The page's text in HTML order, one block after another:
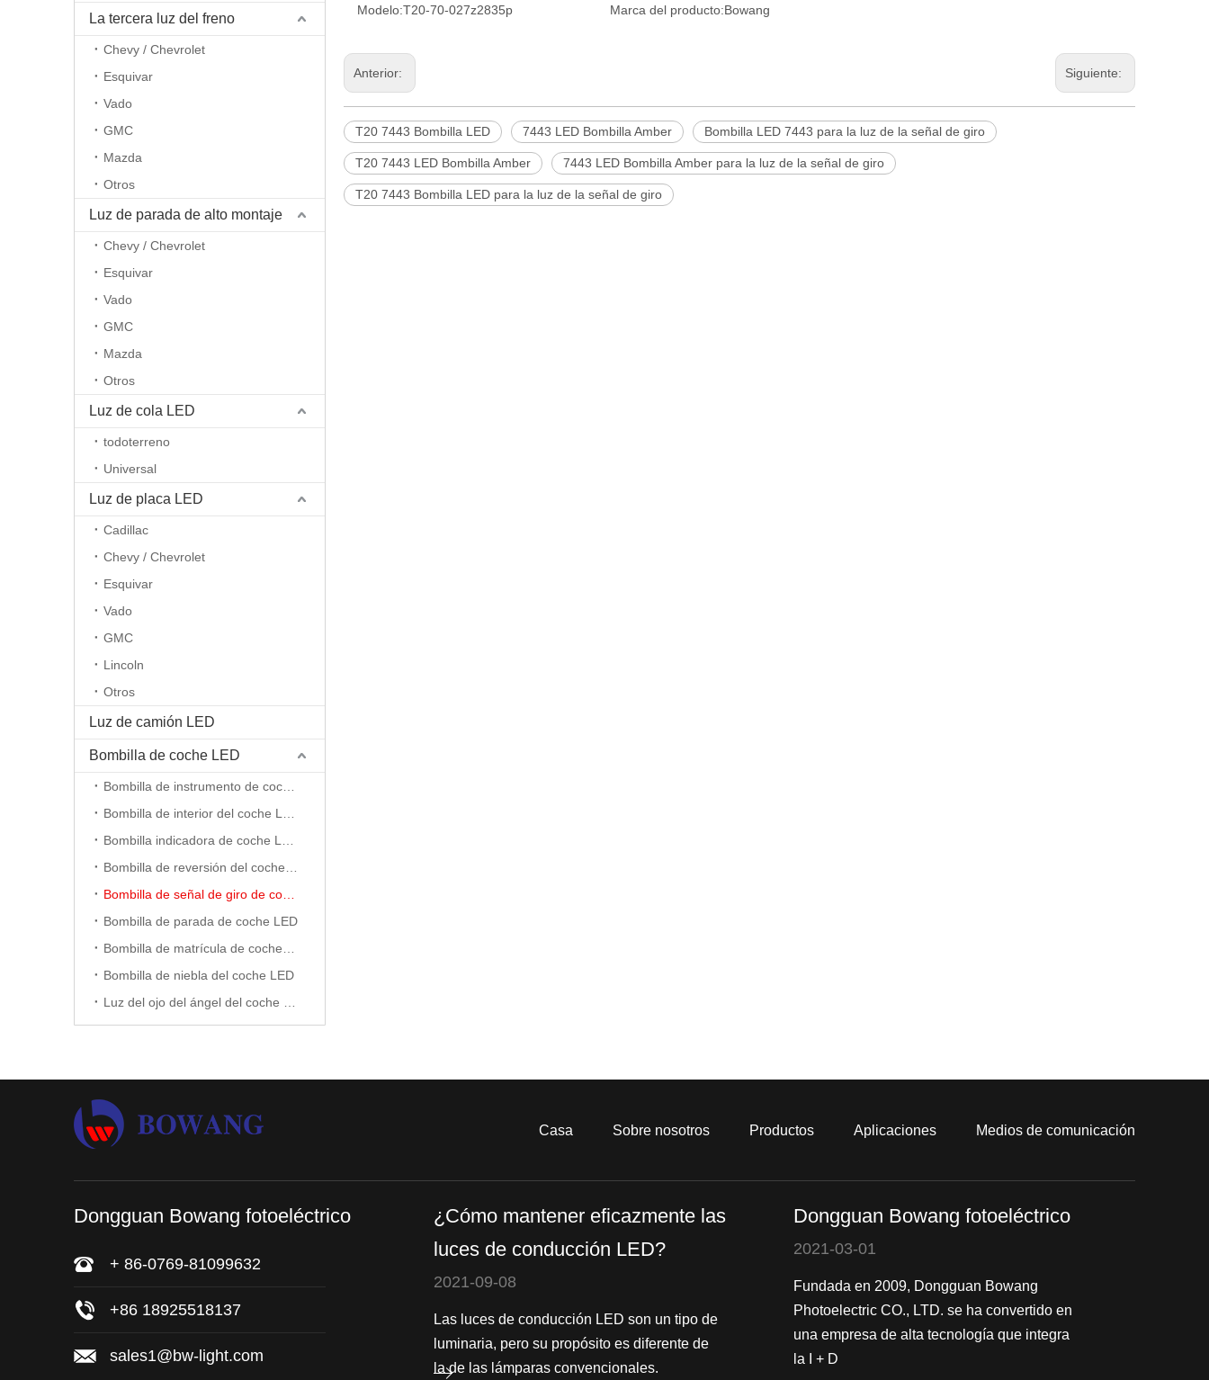
La tercera luz del freno
Chevy / Chevrolet
Esquivar
Vado
GMC
Mazda
Otros
Luz de parada de alto montaje
Chevy / Chevrolet
Esquivar
Vado
GMC
Mazda
Otros
Luz de cola LED
todoterreno
Universal
Luz de placa LED
Cadillac
Chevy / Chevrolet
Esquivar
Vado
GMC
Lincoln
Otros
Luz de camión LED
Bombilla de coche LED
Bombilla de parada de coche LED
Bombilla de niebla del coche LED
Modelo:T20-70-027z2835p Marca del producto:Bowang
Anterior: Siguiente:
T20 7443 Bombilla LED 7443 LED Bombilla Amber Bombilla LED 7443 para la luz de la señal de giro
T20 7443 LED Bombilla Amber 7443 LED Bombilla Amber para la luz de la señal de giro
T20 7443 Bombilla LED para la luz de la señal de giro
Casa Sobre nosotros Productos Aplicaciones Medios de comunicación
Dongguan Bowang fotoeléctrico
+ 86-0769-81099632
+86 18925518137
sales1@bw-light.com
¿Cómo mantener eficazmente las
luces de conducción LED?
2021-09-08
Las luces de conducción LED son un tipo de
luminaria, pero su propósito es diferente de
la de las lámparas convencionales.
Dongguan Bowang fotoeléctrico
2021-03-01
Fundada en 2009, Dongguan Bowang
Photoelectric CO., LTD. se ha convertido en
una empresa de alta tecnología que integra
la I + D